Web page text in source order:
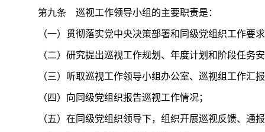
第九条 巡视工作领导小组的主要职责是：
（一）贯彻落实党中央决策部署和同级党组织工作要
（二）研究提出巡视工作规划、年度计划和阶段任务
（三）听取巡视工作领导小组办公室、巡视组工作汇
（四）向同级党组织报告巡视工作情况；
（五）在同级党组织领导下，组织开展巡视反馈、